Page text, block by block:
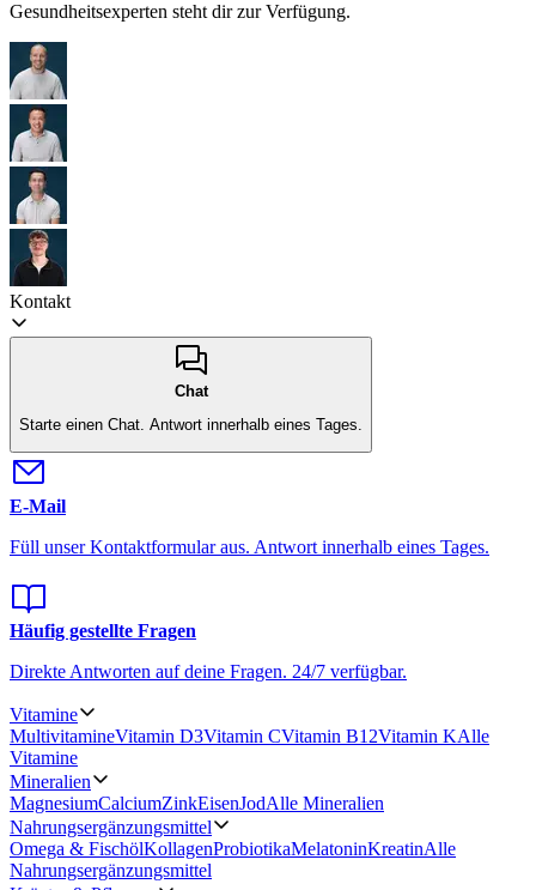
Gesundheitsexperten steht dir zur Verfügung.
Kontakt
Chat
Starte einen Chat. Antwort innerhalb eines Tages.
E-Mail
Füll unser Kontaktformular aus. Antwort innerhalb eines Tages.
Häufig gestellte Fragen
Direkte Antworten auf deine Fragen. 24/7 verfügbar.
Vitamine
MultivitamineVitamin D3Vitamin CVitamin B12Vitamin KAlle
Vitamine
Mineralien
MagnesiumCalciumZinkEisenJodAlle Mineralien
Nahrungsergänzungsmittel
Omega & FischölKollagenProbiotikaMelatoninKreatinAlle
Nahrungsergänzungsmittel